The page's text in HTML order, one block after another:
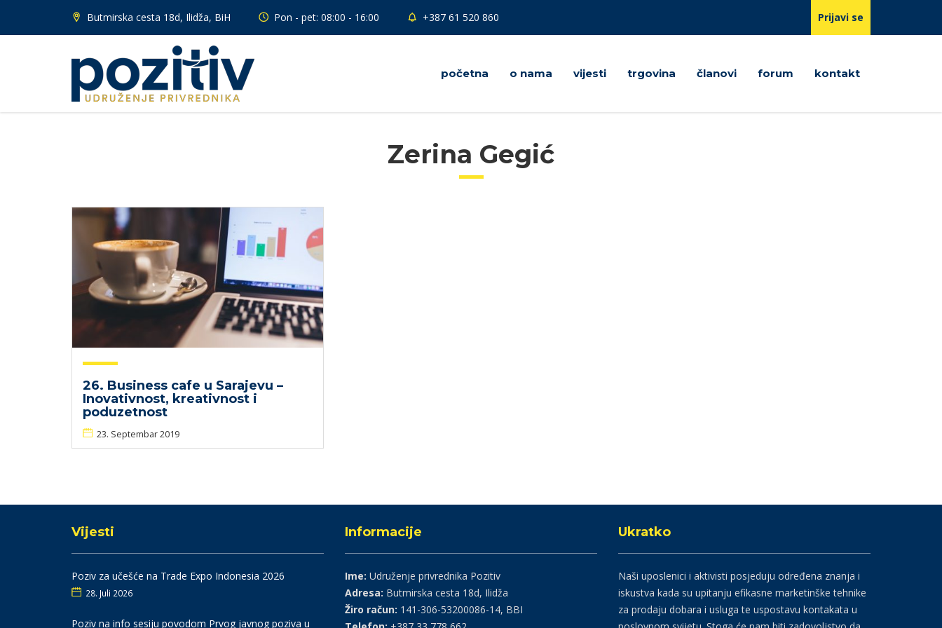
Butmirska cesta 18d, Ilidža, BiH Pon - pet: 08:00 - 16:00 +387 61 520 860 Prijavi se
početna o nama vijesti trgovina članovi forum kontakt
Zerina Gegić
26. Business cafe u Sarajevu –
Inovativnost, kreativnost i
poduzetnost
23. Septembar 2019
Vijesti
Poziv za učešće na Trade Expo Indonesia 2026
28. Juli 2026
Poziv na info sesiju povodom Prvog javnog poziva u
Informacije
Ime: Udruženje privrednika Pozitiv
Adresa: Butmirska cesta 18d, Ilidža
Žiro račun: 141-306-53200086-14, BBI
Ukratko
Naši uposlenici i aktivisti posjeduju određena znanja i
iskustva kada su upitanju efikasne marketinške tehnike
za prodaju dobara i usluga te uspostavu kontakata u